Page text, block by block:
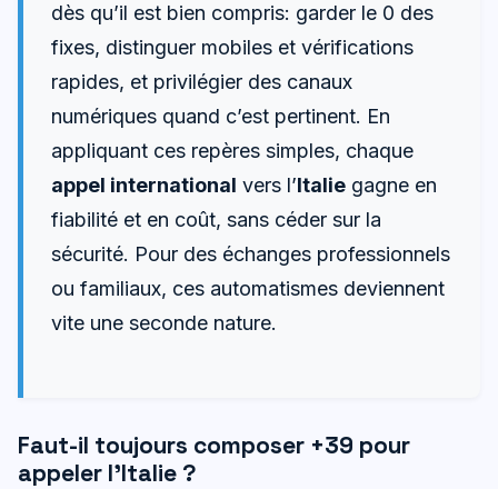
dès qu’il est bien compris: garder le 0 des
fixes, distinguer mobiles et vérifications
rapides, et privilégier des canaux
numériques quand c’est pertinent. En
appliquant ces repères simples, chaque
appel international vers l’Italie gagne en
fiabilité et en coût, sans céder sur la
sécurité. Pour des échanges professionnels
ou familiaux, ces automatismes deviennent
vite une seconde nature.
Faut-il toujours composer +39 pour
appeler l’Italie ?